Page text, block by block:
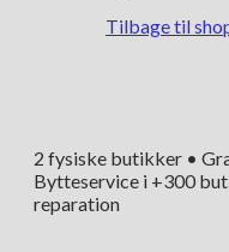
Tilbage til
2 fysiske butikker •
Bytteservice i +300
reparation